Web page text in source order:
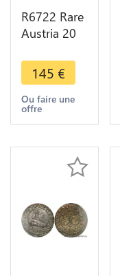
R6722 Rare
Austria 20
Franz II
1804 G
Nagybánya
Baia Mare
145 €
Ou faire une
offre